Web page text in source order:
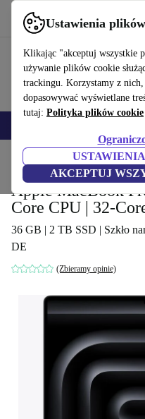
Ustawienia
Klikając "akceptuj wszystkie
używanie plików cookie
trackingu. Korzystamy z
dopasowywać wyświetlane
tutaj: Polityka plików cookie
AKCEPTUJ
Korzystaj z refurbed szybko i
Produkty Laptopy
Apple MacBook
Core CPU | 32-
36 GB | 2 TB SSD | Szkło
DE
(Zbieramy opinie)